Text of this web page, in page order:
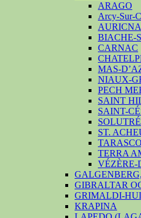
ARAGO
Arcy-Sur-
BIACHE-
CARNAC
MAS-
NIAUX-
PECH
SAINT
SAINT-
SOLUTRÉ
ST.
TERRA
VÉZÈRE-
GIBRALTAR
GRIMALDI-
KRAPINA